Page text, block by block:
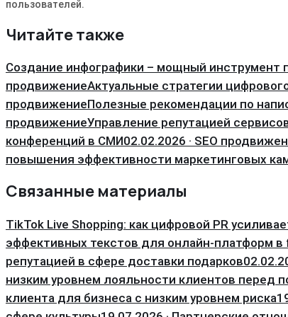
пользователей․
Читайте также
Создание инфографики – мощный инструмент
продвижениеАктуальные стратегии
продвижениеПолезные рекомендации по
продвижениеУправление репутацией
конференций в СМИ02.02.2026 · SEO
повышения эффективности маркетинговых
Связанные материалы
TikTok Live Shopping: как цифровой PR
эффективных текстов для онлайн-платформ в
репутацией в сфере доставки подарков
низким уровнем лояльности клиентов перед
клиента для бизнеса с низким уровнем риска